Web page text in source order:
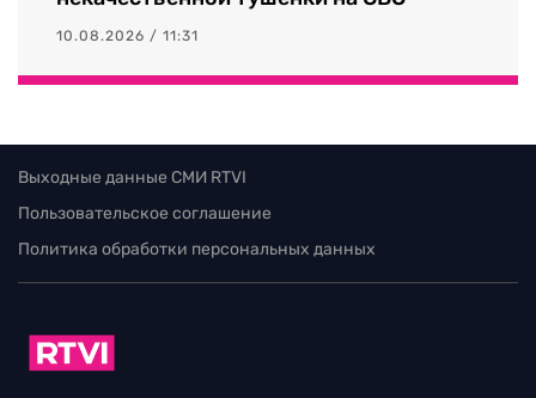
10.08.2026 / 11:31
Выходные данные СМИ RTVI
Пользовательское соглашение
Политика обработки персональных данных